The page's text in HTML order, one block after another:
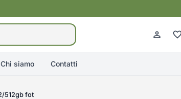
Chi siamo Contatti
512gb fot